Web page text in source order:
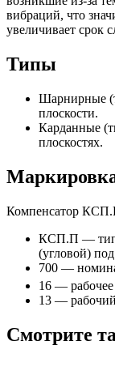
вибраций, что
увеличивает срок
Типы
Шарнирные
плоскости.
Карданные
плоскостях.
Компенсатор
КСП.П — тип
(угловой)
700 —
16 —
13 —
Смотрите